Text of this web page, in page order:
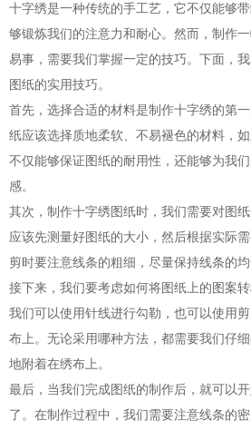
十字绣是一种传统的手工艺，它不仅能够
够锻炼我们的注意力和耐心。然而，制作
易事，需要我们掌握一定的技巧。下面，
图纸的实用技巧。
首先，选择合适的材料是制作十字绣的第
纸应该选择质地柔软、不易褪色的材料，
不仅能够保证图纸的耐用性，还能够为我
感。
其次，制作十字绣图纸时，我们需要对图
应该先测量好图纸的大小，然后根据实际
剪时要注意线条的粗细，尽量保持线条的均
接下来，我们要考虑如何将图纸上的图案
我们可以使用针线进行勾勒，也可以使用
布上。无论采用哪种方法，都需要我们仔
地附着在绣布上。
最后，当我们完成图纸的制作后，就可以
了。在制作过程中，我们需要注意线条的